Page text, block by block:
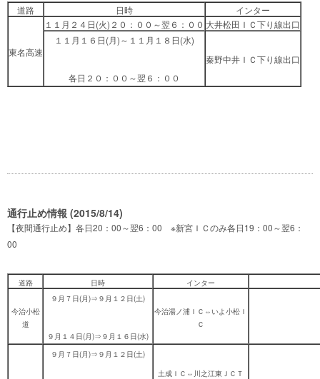
道路 日時 インター
東名高速
１１月２４日(火)２０：００～翌６：００ 大井松田ＩＣ下り線出口
１１月１６日(月)～１１月１８日(水)
各日２０：００～翌６：００
秦野中井ＩＣ下り線出口
通行止め情報 (2015/8/14)
【夜間通行止め】各日20：00～翌6：00 ※新宮ＩＣのみ各日19：00～翌6：
00
道路 日時 インター
今治小松
道
９月７日(月)⇒９月１２日(土)
９月１４日(月)⇒９月１６日(水)
今治湯ノ浦ＩＣ⇔いよ小松Ｉ
Ｃ
９月７日(月)⇒９月１２日(土)
土成ＩＣ⇔川之江東ＪＣＴ